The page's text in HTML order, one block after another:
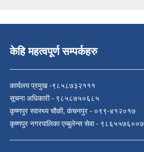
केहि महत्वपूर्ण सम्पर्कहरु
कार्यलय प्रमुख -९८५८७३२१११
सूचना अधिकारी - ९८५८७५०६८५
कृष्णपुर स्वास्थ्य चौकी, कंचनपुर - ०९९-४१२०१७
कृष्णपुर नगरपालिका एम्बुलेन्स सेवा - ९८६५५७६००७